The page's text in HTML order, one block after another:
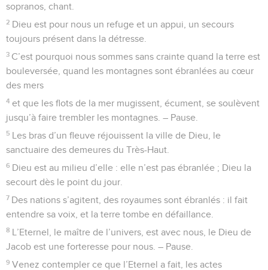
sopranos, chant.
2 Dieu est pour nous un refuge et un appui, un secours
toujours présent dans la détresse.
3 C’est pourquoi nous sommes sans crainte quand la terre est
bouleversée, quand les montagnes sont ébranlées au cœur
des mers
4 et que les flots de la mer mugissent, écument, se soulèvent
jusqu’à faire trembler les montagnes. – Pause.
5 Les bras d’un fleuve réjouissent la ville de Dieu, le
sanctuaire des demeures du Très-Haut.
6 Dieu est au milieu d’elle : elle n’est pas ébranlée ; Dieu la
secourt dès le point du jour.
7 Des nations s’agitent, des royaumes sont ébranlés : il fait
entendre sa voix, et la terre tombe en défaillance.
8 L’Eternel, le maître de l’univers, est avec nous, le Dieu de
Jacob est une forteresse pour nous. – Pause.
9 Venez contempler ce que l’Eternel a fait, les actes